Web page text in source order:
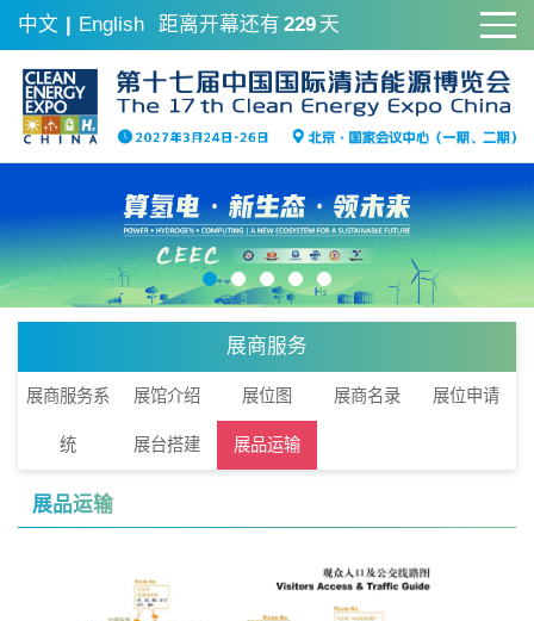
中文 | English 距离开幕还有 229 天
展商服务
展商服务系
统
展馆介绍 展位图 展商名录 展位申请
展台搭建 展品运输
展品运输